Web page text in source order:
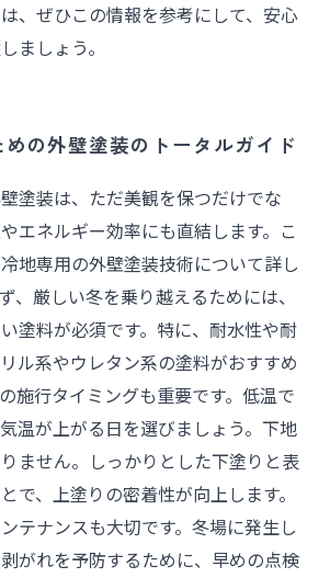
、ぜひこの情報を参考にして、安心
ましょう。
の外壁塗装のトータルガイド
塗装は、ただ美観を保つだけでな
エネルギー効率にも直結します。こ
地専用の外壁塗装技術について詳し
、厳しい冬を乗り越えるためには、
塗料が必須です。特に、耐水性や耐
ル系やウレタン系の塗料がおすすめ
施行タイミングも重要です。低温で
温が上がる日を選びましょう。下地
ません。しっかりとした下塗りと表
で、上塗りの密着性が向上します。
テナンスも大切です。冬場に発生し
がれを予防するために、早めの点検